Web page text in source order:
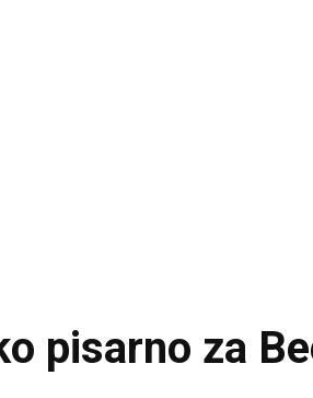
pisarno za